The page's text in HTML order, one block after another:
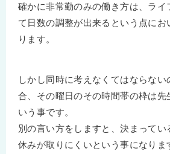
確かに非常勤のみの働き方は、ライ
て日数の調整が出来るという点にお
ります。
しかし同時に考えなくてはならな
合、その曜日のその時間帯の枠は先
いう事です。
別の言い方をしますと、決まってい
休みが取りにくいという事になりま